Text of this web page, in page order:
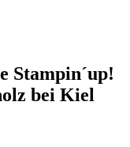
Stampin´up!
bei Kiel